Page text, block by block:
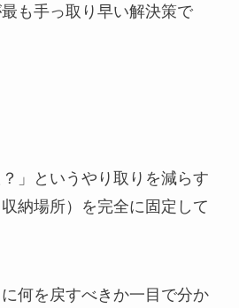
も手っ取り早い解決策で
？」というやり取りを減らす
納場所）を完全に固定して
何を戻すべきか一目で分か